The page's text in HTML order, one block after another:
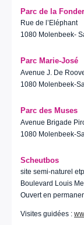
Parc de la
Rue de l’Eléphant
1080 Molenbeek-
Parc Marie-José
Avenue J. De
1080 Molenbeek-
Parc des Muses
Avenue Brigade
1080 Molenbeek-
Scheutbos
site semi-naturel
Boulevard Louis
Ouvert en
Visites guidées :